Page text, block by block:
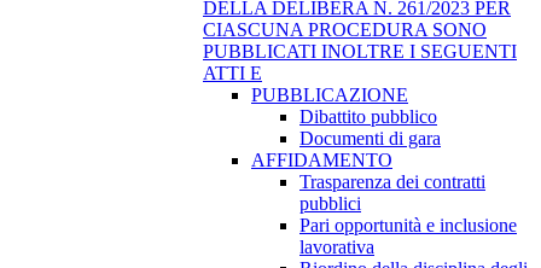
DELLA DELIBERA N. 261/2023 PER
CIASCUNA PROCEDURA SONO
PUBBLICATI INOLTRE I SEGUENTI
ATTI E
PUBBLICAZIONE
Dibattito pubblico
Documenti di gara
AFFIDAMENTO
Trasparenza dei contratti
pubblici
Pari opportunità e inclusione
lavorativa